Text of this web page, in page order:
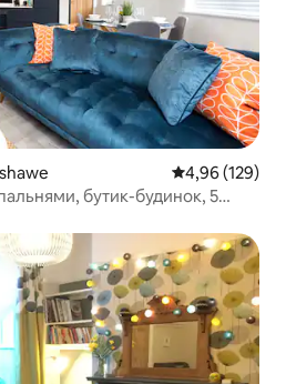
Середня
4,96 (129)
бутик-будинок, 5